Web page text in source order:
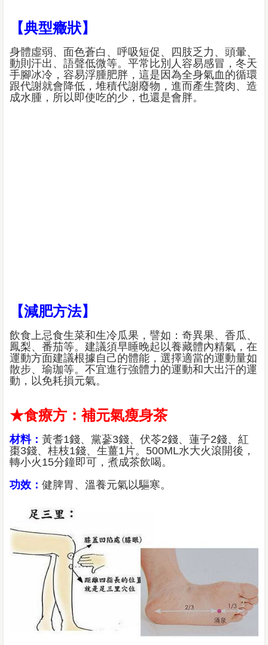
【典型癥狀】
身體虛弱、面色蒼白、呼吸短促、四肢乏力、頭暈、
動則汗出、語聲低微等。平常比別人容易感冒，冬天
手腳冰冷，容易浮腫肥胖，這是因為全身氣血的循環
跟代謝就會降低，堆積代謝廢物，進而產生贅肉、造
成水腫，所以即使吃的少，也還是會胖。
【減肥方法】
飲食上忌食生菜和生冷瓜果，譬如：奇異果、香瓜、
鳳梨、番茄等。建議須早睡晚起以養藏體內精氣，在
運動方面建議根據自己的體能，選擇適當的運動量如
散步、瑜珈等。不宜進行強體力的運動和大出汗的運
動，以免耗損元氣。
★食療方：補元氣瘦身茶
材料： 黃耆1錢、黨蔘3錢、伏苓2錢、蓮子2錢、紅
棗3錢、桂枝1錢、生薑1片。500ML水大火滾開後，
轉小火15分鐘即可，煮成茶飲喝。
功效： 健脾胃、溫養元氣以驅寒。